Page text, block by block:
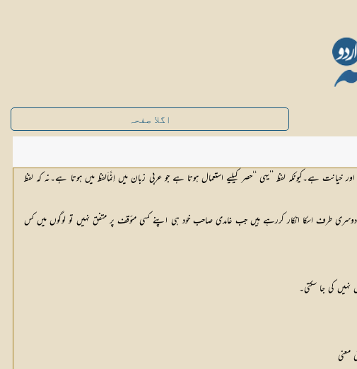
اگلا صفحہ
خیانت ہے۔کیونکہ لفظ ’’یہی ‘‘حصر کیلیے استعمال ہوتا ہے جو عربی زبان میں اِنَّماَلفظ میں ہوتا ہے۔نہ کہ لفظ
طرف اسکا انکار کررہے ہیں جب غامدی صاحب خود ہی اپنے کسی مئوقف پر متفق نہیں تو لوگوں میں کس
کی جا سکتی۔